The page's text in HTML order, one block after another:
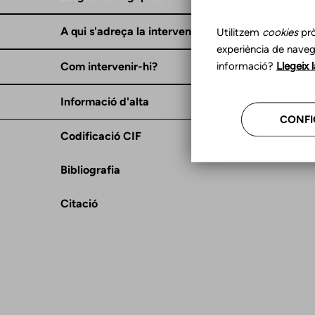
A qui s'adreça la intervenció?
Com intervenir-hi?
Informació d'alta
Codificació CIF
Bibliografia
Citació
Utilitzem cookies
experiència de
informació? Llegeix